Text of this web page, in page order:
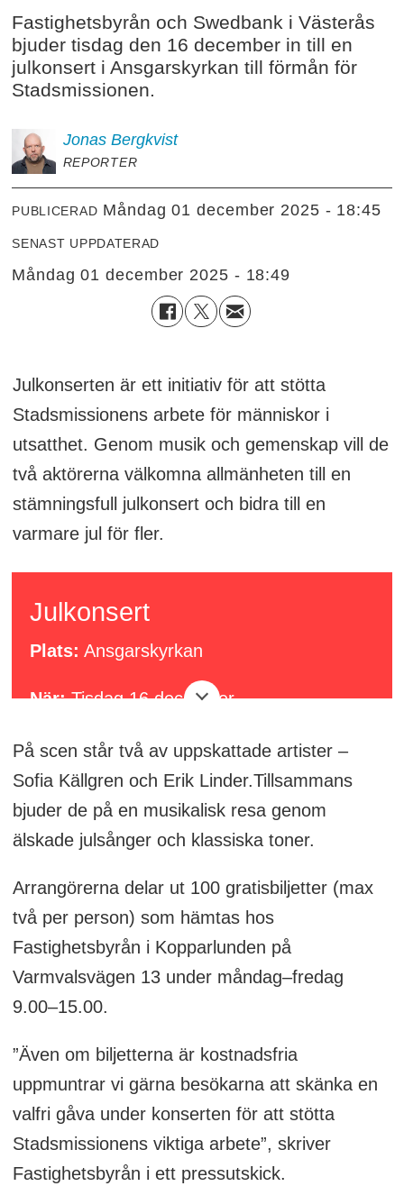
Fastighetsbyrån och Swedbank i Västerås
bjuder tisdag den 16 december in till en
julkonsert i Ansgarskyrkan till förmån för
Stadsmissionen.
Jonas Bergkvist
REPORTER
PUBLICERAD måndag 01 december 2025 - 18:45
SENAST UPPDATERAD
måndag 01 december 2025 - 18:49
Julkonserten är ett initiativ för att stötta
Stadsmissionens arbete för människor i
utsatthet. Genom musik och gemenskap vill de
två aktörerna välkomna allmänheten till en
stämningsfull julkonsert och bidra till en
varmare jul för fler.
Julkonsert
Plats: Ansgarskyrkan
När:Tisdag 16 december
Tid:19.00 (Insläpp från 17.30)
På scen står två av uppskattade artister –
Sofia Källgren och Erik Linder.Tillsammans
bjuder de på en musikalisk resa genom
älskade julsånger och klassiska toner.
Arrangörerna delar ut 100 gratisbiljetter (max
två per person) som hämtas hos
Fastighetsbyrån i Kopparlunden på
Varmvalsvägen 13 under måndag–fredag
9.00–15.00.
”Även om biljetterna är kostnadsfria
uppmuntrar vi gärna besökarna att skänka en
valfri gåva under konserten för att stötta
Stadsmissionens viktiga arbete”, skriver
Fastighetsbyrån i ett pressutskick.